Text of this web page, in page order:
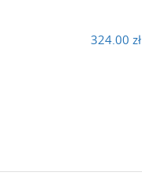
324.00 zł